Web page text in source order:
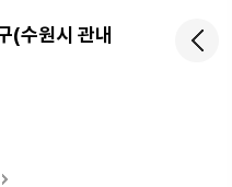
(수원시 관내